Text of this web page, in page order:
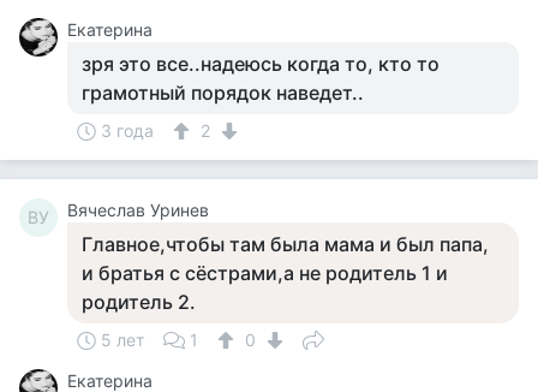
Екатерина
зря это все..надеюсь когда то, кто то
грамотный порядок наведет..
3 года 2
ВУ Вячеслав Уринев
Главное,чтобы там была мама и был папа,
и братья с сёстрами,а не родитель 1 и
родитель 2.
5 лет 1
0
Екатерина